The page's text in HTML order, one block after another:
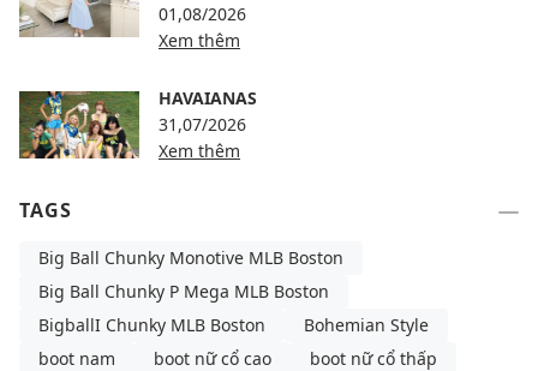
01,08/2026
Xem thêm
HAVAIANAS
31,07/2026
Xem thêm
TAGS
Big Ball Chunky Monotive MLB Boston
Big Ball Chunky P Mega MLB Boston
BigballI Chunky MLB Boston
Bohemian Style
boot nam
boot nữ cổ cao
boot nữ cổ thấp